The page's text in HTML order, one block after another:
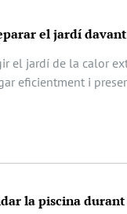
el jardí
el jardí de la calor
eficientment i
la piscina durant